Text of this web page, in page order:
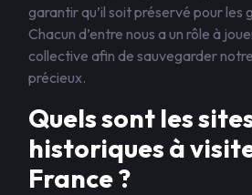
garantir qu’il soit préservé pour les
Chacun d’entre nous a un rôle à
collective afin de sauvegarder
précieux.
Quels sont les
historiques à
France ?